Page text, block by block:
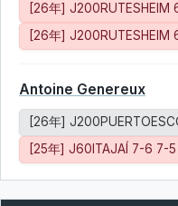
[26年] J200RUTESHEIM
[26年] J200RUTESHEIM
Antoine Genereux
[26年]
[25年] J60ITAJAÍ 7-6 7-5